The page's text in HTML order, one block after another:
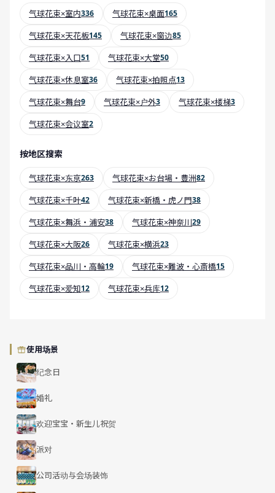
使用场景
纪念日
婚礼
欢迎宝宝・新生儿祝贺
派对
公司活动与会场装饰
气球花束×室内336 气球花束×桌面165
气球花束×天花板145 气球花束×窗边85
气球花束×入口51 气球花束×大堂50
气球花束×休息室36 气球花束×拍照点13
气球花束×舞台9 气球花束×户外3 气球花束×楼梯3
气球花束×会议室2
按地区搜索
气球花束×东京263 气球花束×お台場・豊洲82
气球花束×千叶42 气球花束×新橋・虎ノ門38
气球花束×舞浜・浦安38 气球花束×神奈川29
气球花束×大阪26 气球花束×横浜23
气球花束×品川・高輪19 气球花束×難波・心斎橋15
气球花束×爱知12 气球花束×兵库12